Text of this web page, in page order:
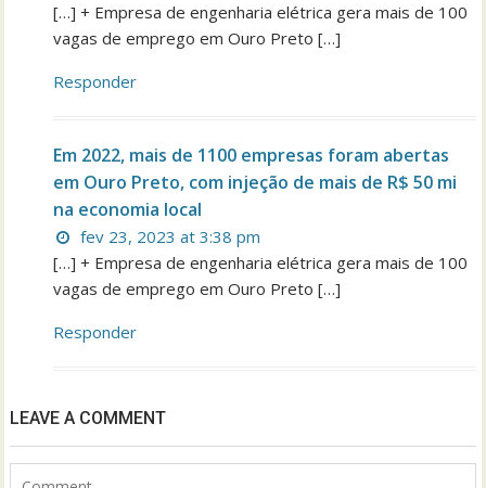
[…] + Empresa de engenharia elétrica gera mais de 100
vagas de emprego em Ouro Preto […]
Responder
Em 2022, mais de 1100 empresas foram abertas
em Ouro Preto, com injeção de mais de R$ 50 mi
na economia local
fev 23, 2023 at 3:38 pm
[…] + Empresa de engenharia elétrica gera mais de 100
vagas de emprego em Ouro Preto […]
Responder
LEAVE A COMMENT